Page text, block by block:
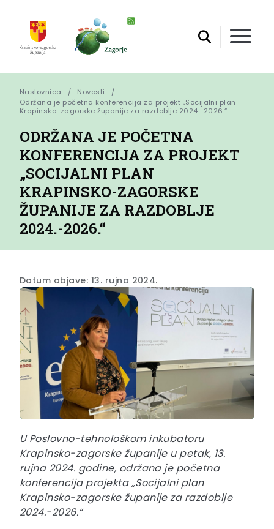
Naslovnica
Novosti
Održana je početna konferencija za projekt „Socijalni plan
Krapinsko-zagorske županije za razdoblje 2024.-2026.“
ODRŽANA JE POČETNA
KONFERENCIJA ZA PROJEKT
„SOCIJALNI PLAN
KRAPINSKO-ZAGORSKE
ŽUPANIJE ZA RAZDOBLJE
2024.-2026.“
Datum objave: 13. rujna 2024.
U Poslovno-tehnološkom inkubatoru
Krapinsko-zagorske županije u petak, 13.
rujna 2024. godine, održana je početna
konferencija projekta „Socijalni plan
Krapinsko-zagorske županije za razdoblje
2024.-2026.“